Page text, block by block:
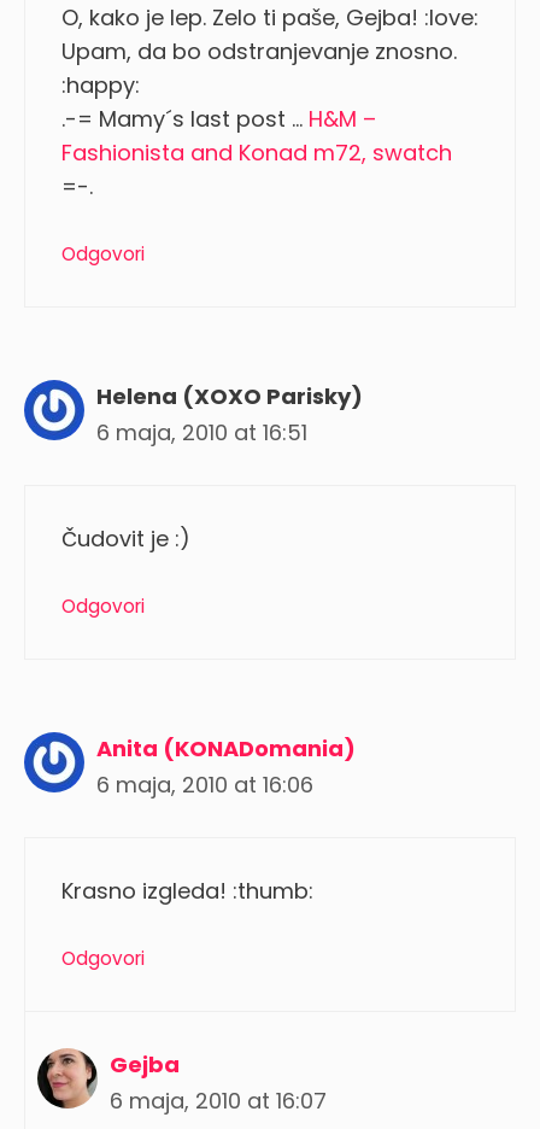
O, kako je lep. Zelo ti paše, Gejba! :love:
Upam, da bo odstranjevanje znosno.
:happy:
.-= Mamy´s last post … H&M –
Fashionista and Konad m72, swatch
=-.
Odgovori
Helena (XOXO Parisky)
6 maja, 2010 at 16:51
Čudovit je :)
Odgovori
Anita (KONADomania)
6 maja, 2010 at 16:06
Krasno izgleda! :thumb:
Odgovori
Gejba
6 maja, 2010 at 16:07